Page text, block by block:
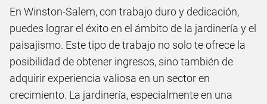
En Winston-Salem, con trabajo duro y dedicación,
puedes lograr el éxito en el ámbito de la jardinería y el
paisajismo. Este tipo de trabajo no solo te ofrece la
posibilidad de obtener ingresos, sino también de
adquirir experiencia valiosa en un sector en
crecimiento. La jardinería, especialmente en una